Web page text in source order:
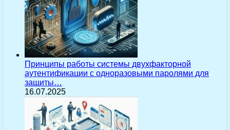
Принципы работы системы двухфакторной
аутентификации с одноразовыми паролями для
защиты…
16.07.2025